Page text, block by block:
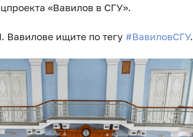
«Вавилов в СГУ».
ищите по тегу #ВавиловСГУ.